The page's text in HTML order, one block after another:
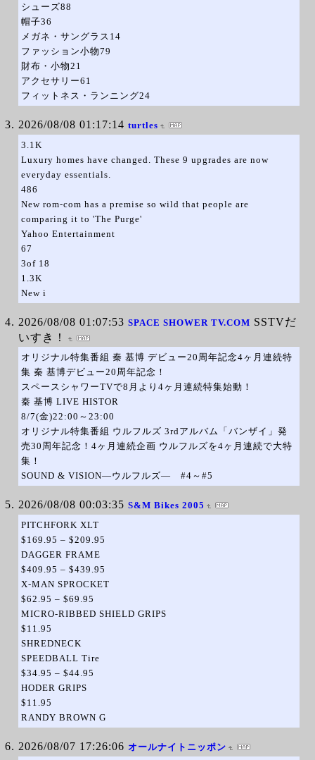
シューズ88
帽子36
メガネ・サングラス14
ファッション小物79
財布・小物21
アクセサリー61
フィットネス・ランニング24
2026/08/08 01:17:14 turtles
3.1K
Luxury homes have changed. These 9 upgrades are now
everyday essentials.
486
New rom-com has a premise so wild that people are
comparing it to 'The Purge'
Yahoo Entertainment
67
3of 18
1.3K
New i
2026/08/08 01:07:53 SPACE SHOWER TV.COM SSTVだ
いすき！
オリジナル特集番組 秦 基博 デビュー20周年記念4ヶ月連続特
集 秦 基博デビュー20周年記念！
スペースシャワーTVで8月より4ヶ月連続特集始動！
秦 基博 LIVE HISTOR
8/7(金)22:00～23:00
オリジナル特集番組 ウルフルズ 3rdアルバム「バンザイ」発
売30周年記念！4ヶ月連続企画 ウルフルズを4ヶ月連続で大特
集！
SOUND & VISION―ウルフルズ― #4～#5
2026/08/08 00:03:35 S&M Bikes 2005
PITCHFORK XLT
$169.95 – $209.95
DAGGER FRAME
$409.95 – $439.95
X-MAN SPROCKET
$62.95 – $69.95
MICRO-RIBBED SHIELD GRIPS
$11.95
SHREDNECK
SPEEDBALL Tire
$34.95 – $44.95
HODER GRIPS
$11.95
RANDY BROWN G
2026/08/07 17:26:06 オールナイトニッポン